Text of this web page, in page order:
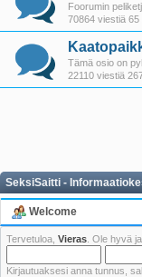
Foorumin
70864 viestiä 65
Tämä osio on
22110 viestiä
SeksiSaitti -
Welcome
Tervetuloa, Vieras . Ole hyvä ja
Kirjautuaksesi anna tunnus,